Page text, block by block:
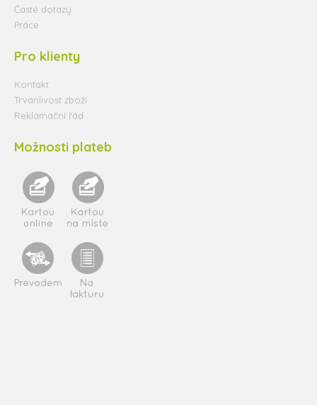
Časté dotazy
Práce
Pro klienty
Kontakt
Trvanlivost zboží
Reklamační řád
Možnosti plateb